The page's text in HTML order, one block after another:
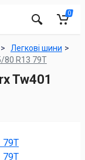
0
Легкові шини
80 R13 79T
Tw401